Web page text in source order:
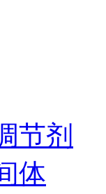
节剂
体